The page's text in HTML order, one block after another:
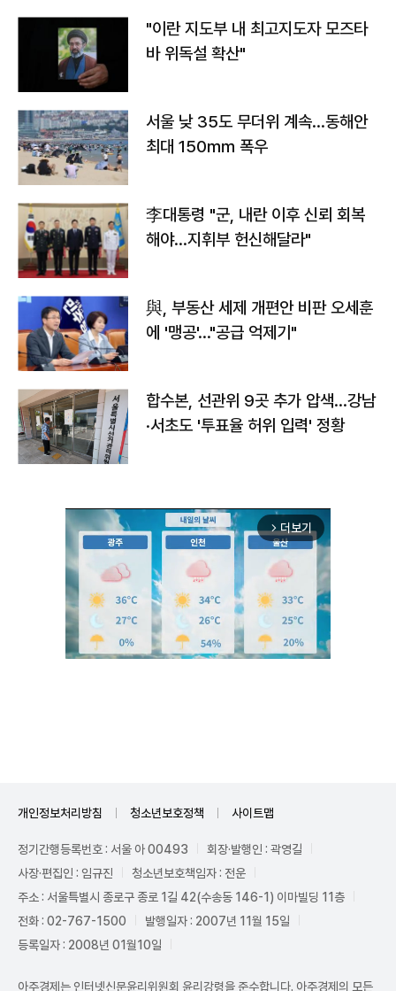
"이란 지도부 내 최고지도자 모즈타
바 위독설 확산"
서울 낮 35도 무더위 계속…동해안
최대 150㎜ 폭우
李대통령 "군, 내란 이후 신뢰 회복
해야…지휘부 헌신해달라"
與, 부동산 세제 개편안 비판 오세훈
에 '맹공'…"공급 억제기"
합수본, 선관위 9곳 추가 압색…강남
·서초도 '투표율 허위 입력' 정황
arrow_forward_ios 더보기
개인정보처리방침 청소년보호정책 사이트맵
정기간행등록번호 : 서울 아 00493
회장·발행인 : 곽영길
사장·편집인 : 임규진
청소년보호책임자 : 전운
주소 : 서울특별시 종로구 종로 1길 42(수송동 146-1) 이마빌딩 11층
전화 : 02-767-1500
발행일자 : 2007년 11월 15일
등록일자 : 2008년 01월10일
아주경제는 인터넷신문윤리위원회 윤리강령을 준수합니다. 아주경제의 모든